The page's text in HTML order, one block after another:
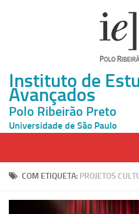
Instituto de
Avançados
Polo Ribeirão Preto
Universidade de São Paulo
Página Inicial
COM ETIQUETA: PROJETOS